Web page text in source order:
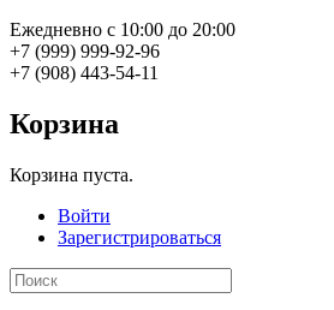
Ежедневно с 10:00 до 20:00
+7 (999) 999-92-96
+7 (908) 443-54-11
Корзина
Корзина пуста.
Войти
Зарегистрироваться